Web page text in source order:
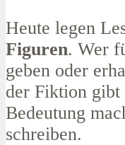
Heute legen
Figuren. Wer
geben oder
der Fiktion gibt
Bedeutung
schreiben.